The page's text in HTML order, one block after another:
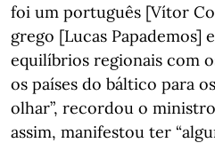
foi um português [Vítor
grego [Lucas Papademos]
equilíbrios regionais com
os países do báltico para
olhar”, recordou o
assim, manifestou ter